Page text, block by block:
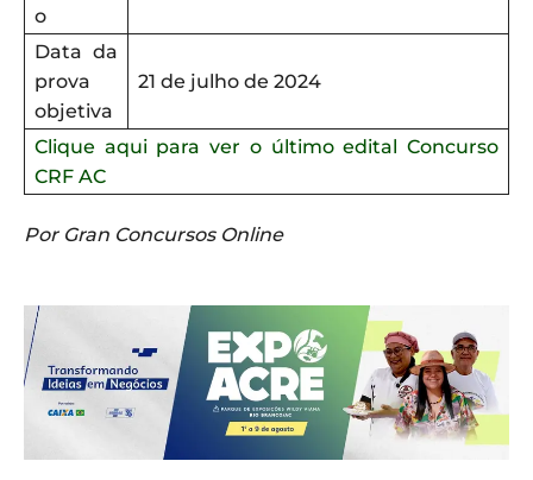
o
Data da
prova
objetiva
21 de julho de 2024
Clique aqui para ver o último edital Concurso
CRF AC
Por Gran Concursos Online